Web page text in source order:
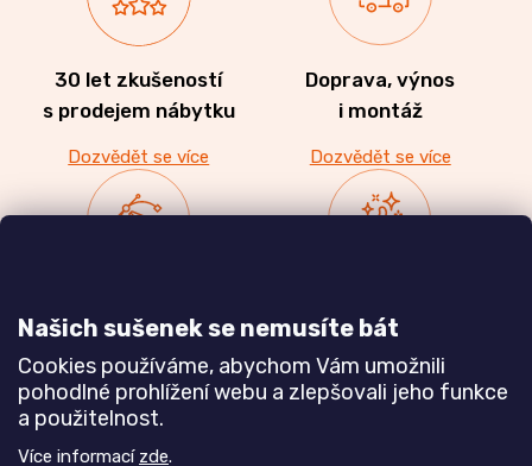
Našich sušenek se nemusíte bát
Cookies používáme, abychom Vám umožnili
pohodlné prohlížení webu a zlepšovali jeho funkce
a použitelnost.
Více informací zde.
30 let zkušeností
s prodejem nábytku
Dozvědět se více
Doprava, výnos
i montáž
Dozvědět se více
nábytku
a realizace interiérů
Dozvědět se více
zákazníky